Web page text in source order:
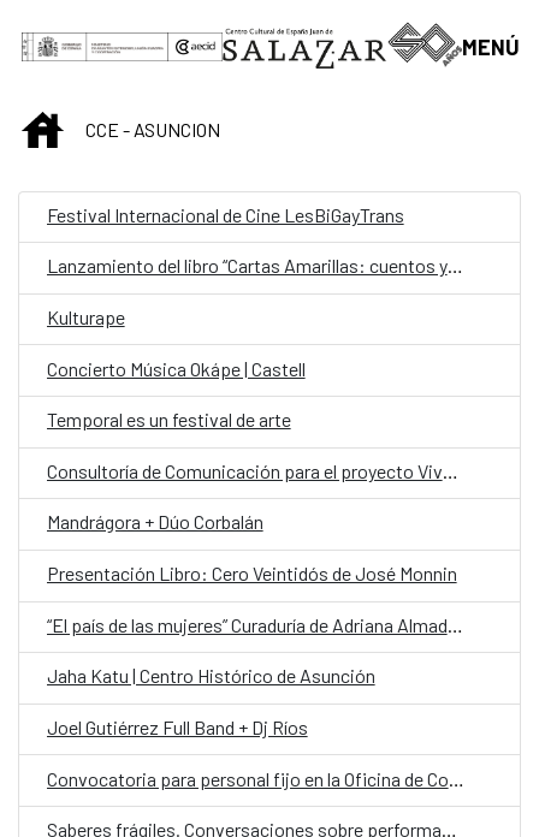
Saltar al contenido principal
MENÚ
INICIOCCE - ASUNCION
Festival Internacional de Cine LesBiGayTrans
Lanzamiento del libro “Cartas Amarillas: cuentos y relatos” de Lourdes Talavera.
Kulturape
Concierto Música Okápe | Castell
Temporal es un festival de arte
Consultoría de Comunicación para el proyecto Viva el Parque Caballero
Mandrágora + Dúo Corbalán
Presentación Libro: Cero Veintidós de José Monnin
Jaha Katu | Centro Histórico de Asunción
Joel Gutiérrez Full Band + Dj Ríos
Saberes frágiles. Conversaciones sobre performance y política desde América Latina